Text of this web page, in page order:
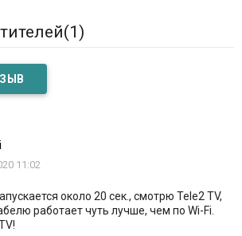
1)
11:02
около 20 сек., смотрю Tele2 TV,
работает чуть лучше, чем по Wi-Fi.